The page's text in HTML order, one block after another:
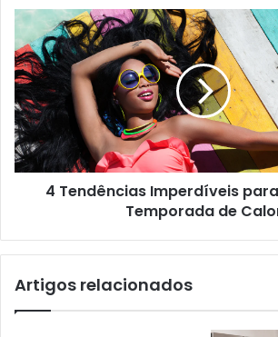
4 Tendências Imperdíveis
Temporada de
Artigos relacionados